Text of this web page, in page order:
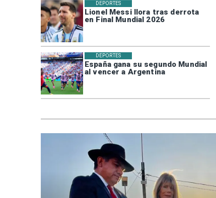
Lionel Messi llora tras derrota
en Final Mundial 2026
DEPORTES
España gana su segundo Mundial
al vencer a Argentina
DEPORTES